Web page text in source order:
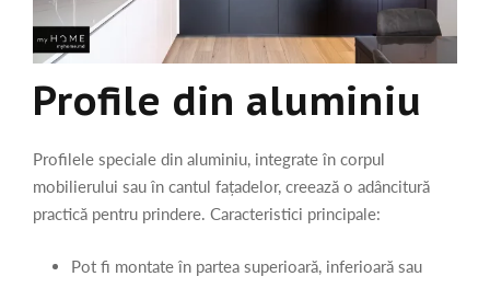
Profile din aluminiu
Profilele speciale din aluminiu, integrate în corpul
mobilierului sau în cantul fațadelor, creează o adâncitură
practică pentru prindere. Caracteristici principale:
Pot fi montate în partea superioară, inferioară sau